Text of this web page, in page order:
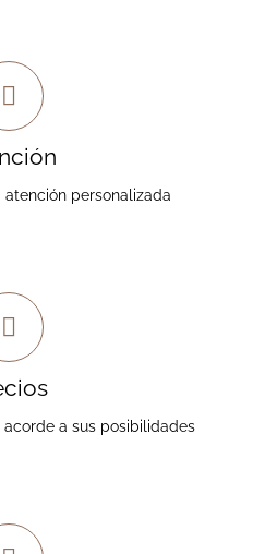
personalizada
a sus posibilidades
informamos de los costes
de forma clara y sin